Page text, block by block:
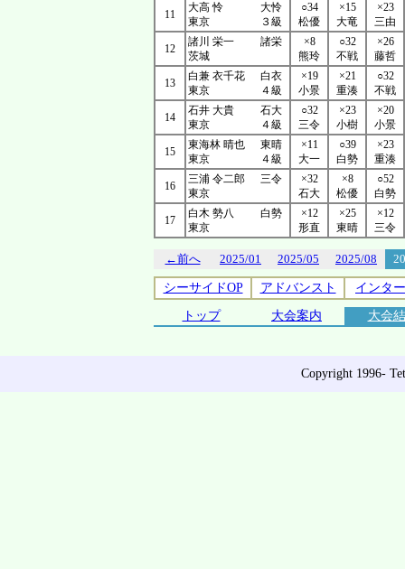
11
大高 怜
東京
大怜
３級
○34
松優
×15
大竜
×23
三由
12
諸川 栄一
茨城
諸栄
×8
熊玲
○32
不戦
×26
藤哲
13
白兼 衣千花
東京
白衣
４級
×19
小景
×21
重湊
○32
不戦
14
石井 大貴
東京
石大
４級
○32
三令
×23
小樹
×20
小景
15
東海林 晴也
東京
東晴
４級
×11
大一
○39
白勢
×23
重湊
16
三浦 令二郎
東京
三令
×32
石大
×8
松優
○52
白勢
17
白木 勢八
東京
白勢
×12
形直
×25
東晴
×12
三令
←前へ 2025/01 2025/05 2025/08
シーサイドOP アドバンスト インタ
トップ 大会案内 大会
Copyright 1996-